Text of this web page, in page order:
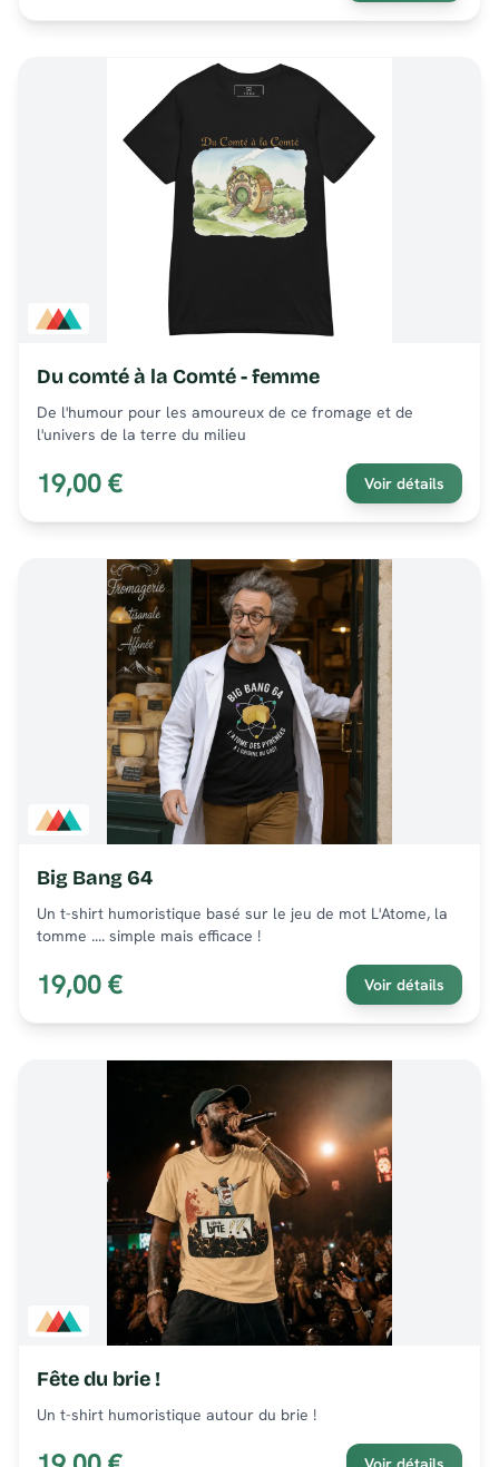
Du comté à la Comté - femme
De l'humour pour les amoureux de ce fromage et de
l'univers de la terre du milieu
19,00 € Voir détails
Big Bang 64
Un t-shirt humoristique basé sur le jeu de mot L'Atome, la
tomme .... simple mais efficace !
19,00 € Voir détails
Fête du brie !
Un t-shirt humoristique autour du brie !